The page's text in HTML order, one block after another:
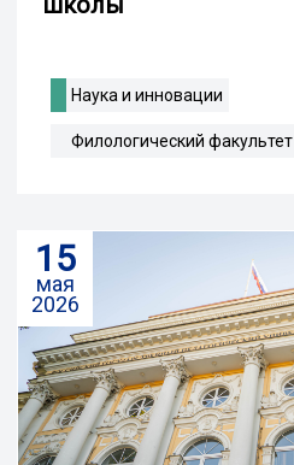
Наука и инновации
Филологический факультет
15
мая
2026